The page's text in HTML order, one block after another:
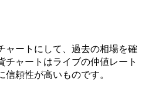
ャートにして、過去の相場を確
ャートはライブの仲値レート
頼性が高いものです。